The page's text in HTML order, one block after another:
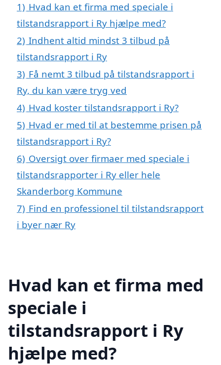
1) Hvad kan et firma med speciale i
tilstandsrapport i Ry hjælpe med?
2) Indhent altid mindst 3 tilbud på
tilstandsrapport i Ry
3) Få nemt 3 tilbud på tilstandsrapport i
Ry, du kan være tryg ved
4) Hvad koster tilstandsrapport i Ry?
5) Hvad er med til at bestemme prisen på
tilstandsrapport i Ry?
6) Oversigt over firmaer med speciale i
tilstandsrapporter i Ry eller hele
Skanderborg Kommune
7) Find en professionel til tilstandsrapport
i byer nær Ry
Hvad kan et firma med
speciale i
tilstandsrapport i Ry
hjælpe med?